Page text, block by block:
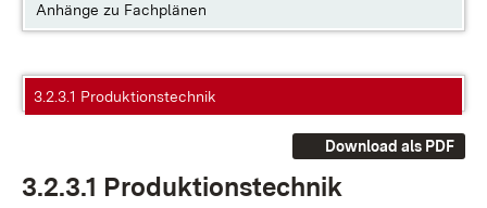
Anhänge zu Fachplänen
3.2.3.1 Produktionstechnik
Download als PDF
3.2.3.1 Pro­duk­ti­ons­tech­nik